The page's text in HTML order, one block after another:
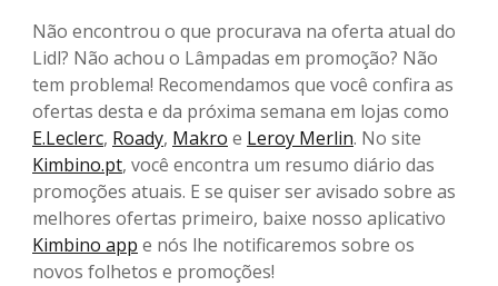
Não encontrou o que procurava na oferta atual do
Lidl? Não achou o Lâmpadas em promoção? Não
tem problema! Recomendamos que você confira as
ofertas desta e da próxima semana em lojas como
E.Leclerc, Roady, Makro e Leroy Merlin. No site
Kimbino.pt, você encontra um resumo diário das
promoções atuais. E se quiser ser avisado sobre as
melhores ofertas primeiro, baixe nosso aplicativo
Kimbino app e nós lhe notificaremos sobre os
novos folhetos e promoções!